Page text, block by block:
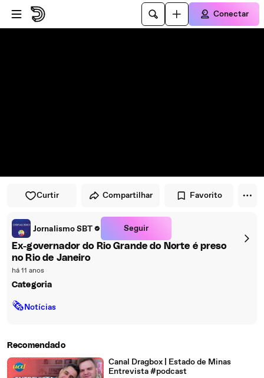
Pular para o player
Ir para o conteúdo principal
Conectar
Curtir Compartilhar Favorito
Jornalismo SBT Seguir
Ex-governador do Rio Grande do Norte é preso
no Rio de Janeiro
há 11 anos
Categoria
🗞Notícias
Recomendado
Canal Dragbox | Estado de Minas
Entrevista #podcast